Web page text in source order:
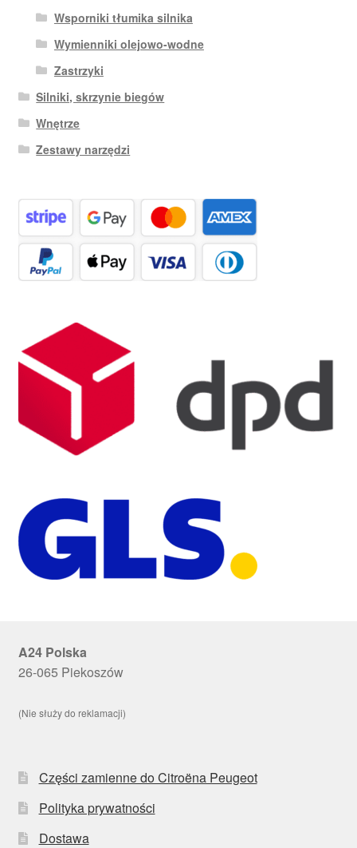
Wsporniki tłumika silnika
Wymienniki olejowo-wodne
Zastrzyki
Silniki, skrzynie biegów
Wnętrze
Zestawy narzędzi
A24 Polska
26-065 Piekoszów
(Nie służy do reklamacji)
Części zamienne do Citroëna Peugeot
Polityka prywatności
Dostawa